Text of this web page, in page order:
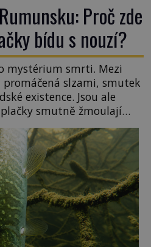
Proč zde
bídu s nouzí?
mystérium smrti. Mezi
slzami, smutek
existence. Jsou ale
smutně žmoulají
obřadu, ale při
podpory
vás pozveme? Unikátní
název „Veselý“, najdeme
nedaleko hranic […]